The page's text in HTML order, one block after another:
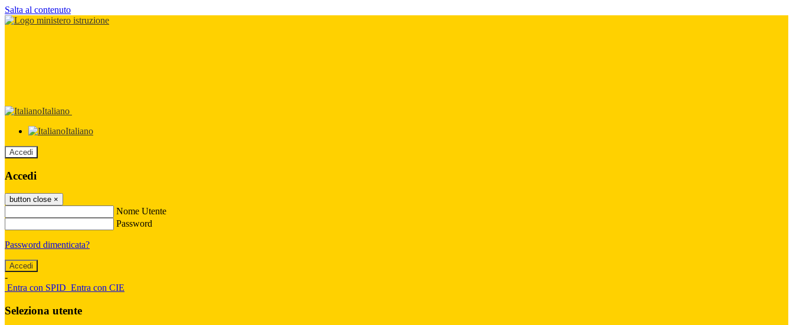
Salta al contenuto
Italiano
Italiano
Accedi
Accedi
button close ×
Nome Utente
Password
Password dimenticata?
-
Entra con SPID Entra con CIE
Seleziona utente